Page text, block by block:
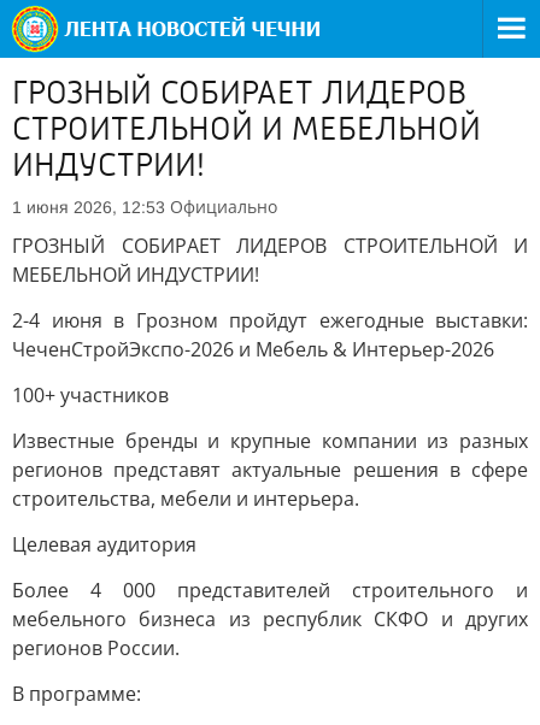
ГРОЗНЫЙ СОБИРАЕТ ЛИДЕРОВ
СТРОИТЕЛЬНОЙ И МЕБЕЛЬНОЙ
ИНДУСТРИИ!
1 июня 2026, 12:53 Официально
ГРОЗНЫЙ СОБИРАЕТ ЛИДЕРОВ СТРОИТЕЛЬНОЙ И
МЕБЕЛЬНОЙ ИНДУСТРИИ!
2-4 июня в Грозном пройдут ежегодные выставки:
ЧеченСтройЭкспо-2026 и Мебель & Интерьер-2026
100+ участников
Известные бренды и крупные компании из разных
регионов представят актуальные решения в сфере
строительства, мебели и интерьера.
Целевая аудитория
Более 4 000 представителей строительного и
мебельного бизнеса из республик СКФО и других
регионов России.
В программе: